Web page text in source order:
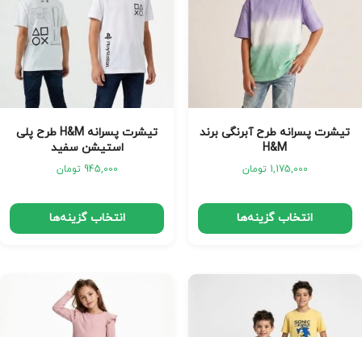
تیشرت پسرانه طرح آبرنگی برند
H&M
1,175,000 تومان
انتخاب گزینه‌ها
تیشرت پسرانه H&M طرح پلی
استیشن سفید
945,000 تومان
انتخاب گزینه‌ها